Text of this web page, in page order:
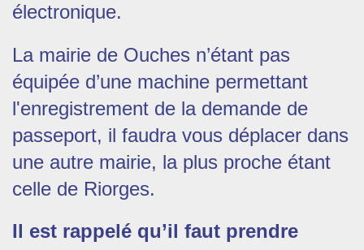
électronique.
La mairie de Ouches n’étant pas
équipée d’une machine permettant
l'enregistrement de la demande de
passeport, il faudra vous déplacer dans
une autre mairie, la plus proche étant
celle de Riorges.
Il est rappelé qu’il faut prendre